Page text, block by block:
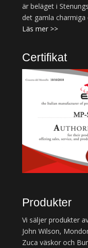
är beläget i
det gamla
Läs mer >>
Certifikat
Produkter
Vi säljer produkter
John Wilson,
Zuca väskor och